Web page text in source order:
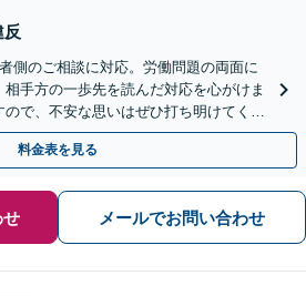
反
側のご相談に対応。労働問題の両面に
手方の一歩先を読んだ対応を心がけま
で、不安な思いはぜひ打ち明けてくだ
予約）】
料金表を見る
メールでお問い合わせ